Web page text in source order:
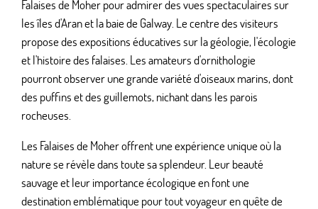
Falaises de Moher pour admirer des vues spectaculaires sur
les îles d'Aran et la baie de Galway. Le centre des visiteurs
propose des expositions éducatives sur la géologie, l'écologie
et l'histoire des falaises. Les amateurs d'ornithologie
pourront observer une grande variété d'oiseaux marins, dont
des puffins et des guillemots, nichant dans les parois
rocheuses.
Les Falaises de Moher offrent une expérience unique où la
nature se révèle dans toute sa splendeur. Leur beauté
sauvage et leur importance écologique en font une
destination emblématique pour tout voyageur en quête de